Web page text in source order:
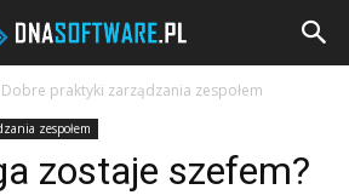
Dobre praktyki zarządzania zespołem
zespołem
zostaje szefem?